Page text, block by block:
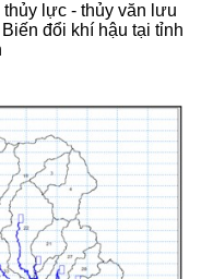
lực - thủy văn lưu
đổi khí hậu tại tỉnh